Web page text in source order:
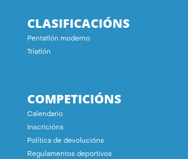
CLASIFICACIÓNS
Pentatlón moderno
Tríatlón
COMPETICIÓNS
Calendario
Inscricións
Política de devolucións
Regulamentos deportivos